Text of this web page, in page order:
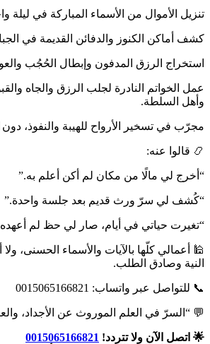
تنزيل الأموال من الأسماء المباركة في ليلة
كشف أماكن الكنوز والدفائن القديمة في
استخراج الرزق المدفون وإبطال الحُجُب
عمل الخواتم النادرة لجلب الرزق والجاه
وأهل السلطة.
مجرّب في تسخير الأرواح للهيبة والنفوذ،
📿 قالوا عنه:
“أخرج لي مالًا من مكان لم أكن أعلم به.”
“كُشف لي سرّ ورث قديم بعد جلسة واحدة.”
“تغيرت حياتي في أيام، صار لي حظ لم
🕌 أعمالي كلّها بالآيات والأسماء الحسنى،
النية وصادق الطلب.
📞 للتواصل عبر واتساب: 0015065166821
💬 “السرّ في العلم الموروث عن الأجداد،
🌟 اتصل الآن ولا تتردد! 0015065166821